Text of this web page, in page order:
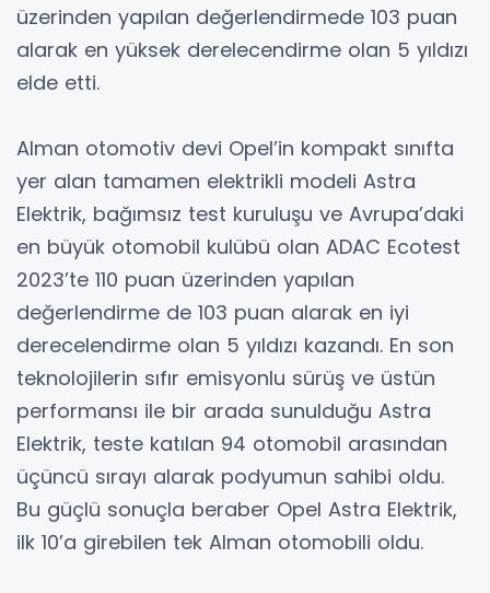
üzerinden yapılan değerlendirmede 103 puan
alarak en yüksek derelecendirme olan 5 yıldızı
elde etti.
Alman otomotiv devi Opel’in kompakt sınıfta
yer alan tamamen elektrikli modeli Astra
Elektrik, bağımsız test kuruluşu ve Avrupa’daki
en büyük otomobil kulübü olan ADAC Ecotest
2023’te 110 puan üzerinden yapılan
değerlendirme de 103 puan alarak en iyi
derecelendirme olan 5 yıldızı kazandı. En son
teknolojilerin sıfır emisyonlu sürüş ve üstün
performansı ile bir arada sunulduğu Astra
Elektrik, teste katılan 94 otomobil arasından
üçüncü sırayı alarak podyumun sahibi oldu.
Bu güçlü sonuçla beraber Opel Astra Elektrik,
ilk 10’a girebilen tek Alman otomobili oldu.